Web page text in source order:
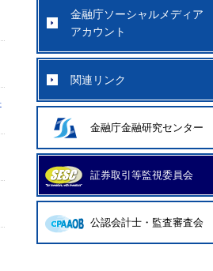
金融庁ソーシャルメディア
アカウント
関連リンク
金融庁金融研究センター
証券取引等監視委員会
公認会計士・監査審査会